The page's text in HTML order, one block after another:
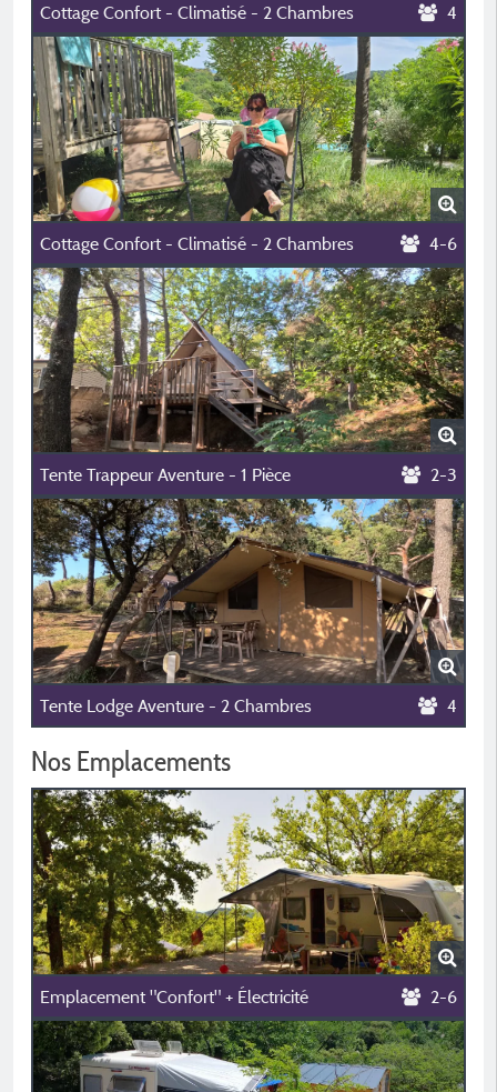
Cottage Confort - Climatisé - 2 Chambres 4
Cottage Confort - Climatisé - 2 Chambres 4-6
Tente Trappeur Aventure - 1 Pièce 2-3
Tente Lodge Aventure - 2 Chambres 4
Nos Emplacements
Emplacement "Confort" + Électricité 2-6